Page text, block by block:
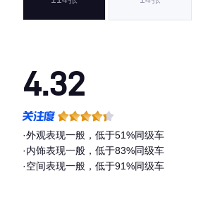
4.32
·外观表现一般，低于51%同级车
·内饰表现一般，低于83%同级车
·空间表现一般，低于91%同级车